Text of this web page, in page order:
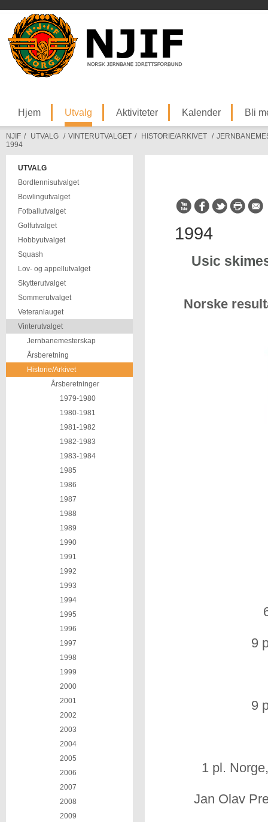
Hjem Utvalg Aktiviteter Kalender Bli
NJIF / UTVALG / VINTERUTVALGET / HISTORIE/ARKIVET /
1994
UTVALG
Bordtennisutvalget
Bowlingutvalget
Fotballutvalget
Golfutvalget
Hobbyutvalget
Squash
Lov- og appellutvalget
Skytterutvalget
Sommerutvalget
Veteranlauget
Vinterutvalget
Jernbanemesterskap
Årsberetning
Historie/Arkivet
Årsberetninger
1979-1980
1980-1981
1981-1982
1982-1983
1983-1984
1985
1986
1987
1988
1989
1990
1991
1992
1993
1994
1995
1996
1997
1998
1999
2000
2001
2002
2003
2004
2005
2006
2007
2008
2009
1994
Usic
Norske
9
9
1 pl.
Jan Olav